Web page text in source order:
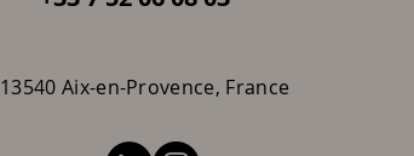
13540 Aix-en-Provence, France